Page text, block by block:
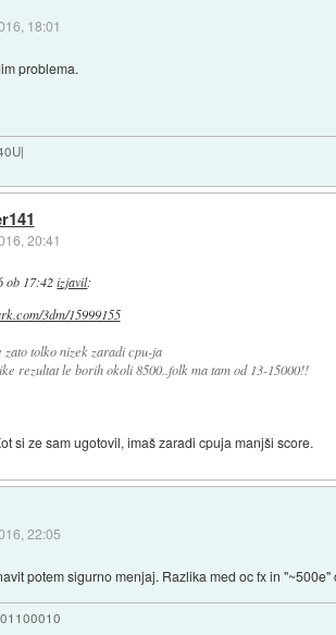
18:01
problema.
20:41
ob 17:42 izjavil:
3dm/15999155
zato tolko nizek zaradi cpu-ja
rezultat le borih okoli 8500..folk ma tam od 13-15000!!
si ze sam ugotovil, imaš zaradi cpuja manjši score.
22:05
potem sigurno menjaj. Razlika med oc fx in